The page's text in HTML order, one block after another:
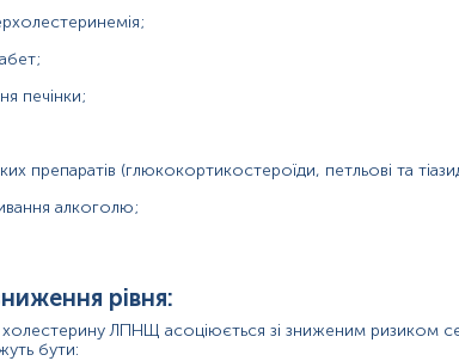
кісткового мозку.
печінки;
препаратів (глюкокортикостероїди, петльові та
алкоголю;
рівня:
холестерину ЛПНЩ асоціюється зі зниженим ризиком
бути: